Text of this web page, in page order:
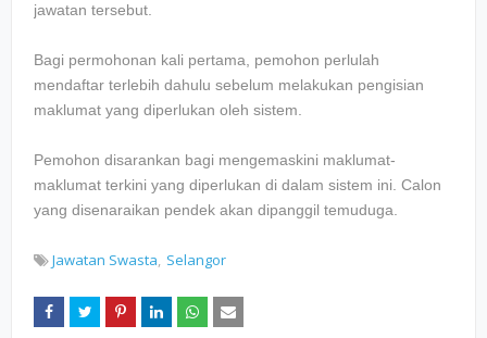
jawatan tersebut.
Bagi permohonan kali pertama, pemohon perlulah
mendaftar terlebih dahulu sebelum melakukan pengisian
maklumat yang diperlukan oleh sistem.
Pemohon disarankan bagi mengemaskini maklumat-
maklumat terkini yang diperlukan di dalam sistem ini. Calon
yang disenaraikan pendek akan dipanggil temuduga.
Jawatan Swasta Selangor